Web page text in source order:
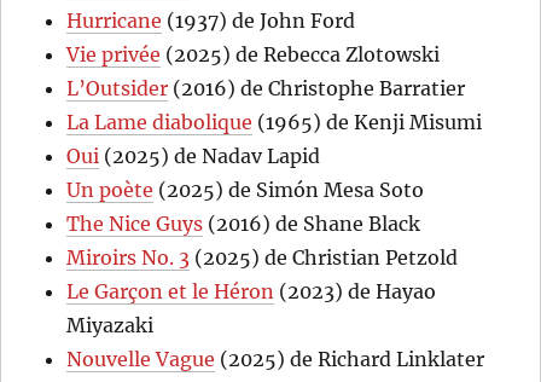
Hurricane (1937) de John Ford
Vie privée (2025) de Rebecca Zlotowski
L’Outsider (2016) de Christophe Barratier
La Lame diabolique (1965) de Kenji Misumi
Oui (2025) de Nadav Lapid
Un poète (2025) de Simón Mesa Soto
The Nice Guys (2016) de Shane Black
Miroirs No. 3 (2025) de Christian Petzold
Le Garçon et le Héron (2023) de Hayao
Miyazaki
Nouvelle Vague (2025) de Richard Linklater